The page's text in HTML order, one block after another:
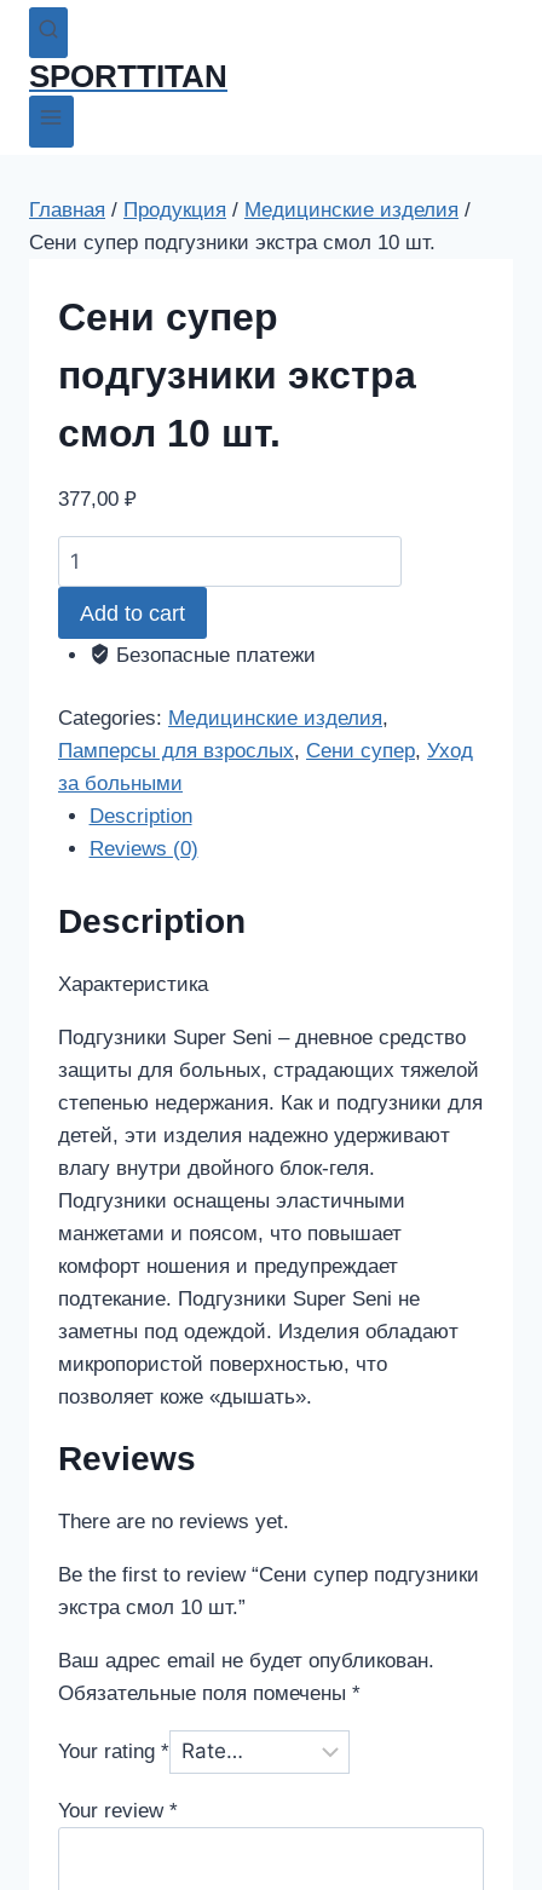
SPORTTITAN
Главная / Продукция / Медицинские изделия /
Сени супер подгузники экстра смол 10 шт.
Сени супер
подгузники экстра
смол 10 шт.
377,00 ₽
Сени
супер
подгузники
экстра
10
шт.
quantity
Add to cart
Безопасные платежи
Categories: Медицинские изделия,
Памперсы для взрослых, Сени супер, Уход
за больными
Description
Reviews (0)
Description
Характеристика
Подгузники Super Seni – дневное средство
защиты для больных, страдающих тяжелой
степенью недержания. Как и подгузники для
детей, эти изделия надежно удерживают
влагу внутри двойного блок-геля.
Подгузники оснащены эластичными
манжетами и поясом, что повышает
комфорт ношения и предупреждает
подтекание. Подгузники Super Seni не
заметны под одеждой. Изделия обладают
микропористой поверхностью, что
позволяет коже «дышать».
Reviews
There are no reviews yet.
Be the first to review “Сени супер подгузники
экстра смол 10 шт.”
Ваш адрес email не будет опубликован.
Обязательные поля помечены *
Your rating *
Your review *